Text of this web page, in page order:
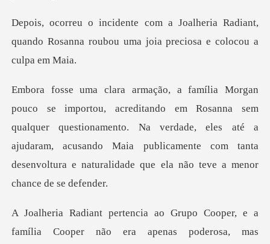
ria Radiant,
quando Rosanna roubou uma j
na sem
qualquer questionamento. Na verdade, eles até a
ajudaram, acusando Maia publicame
oderosa, mas